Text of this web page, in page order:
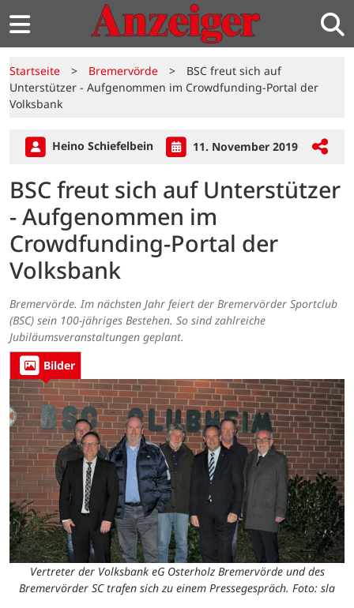
Startseite > Bremervörde >
BSC freut sich auf
Unterstützer - Aufgenommen im Crowdfunding-Portal der
Volksbank
Heino Schiefelbein 11. November 2019
BSC freut sich auf Unterstützer
- Aufgenommen im
Crowdfunding-Portal der
Volksbank
Bremervörde. Im nächsten Jahr feiert der Bremervörder Sportclub
(BSC) sein 100-jähriges Bestehen. So sind zahlreiche
Jubiläumsveranstaltungen geplant.
Bilder
Vertreter der Volksbank eG Osterholz Bremervörde und des
Bremervörder SC trafen sich zu einem Pressegespräch. Foto: sla